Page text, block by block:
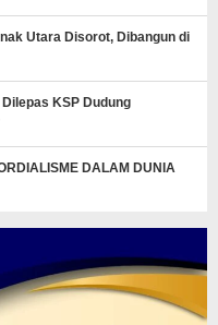
Utara Disorot, Dibangun di
KSP Dudung
DALAM DUNIA